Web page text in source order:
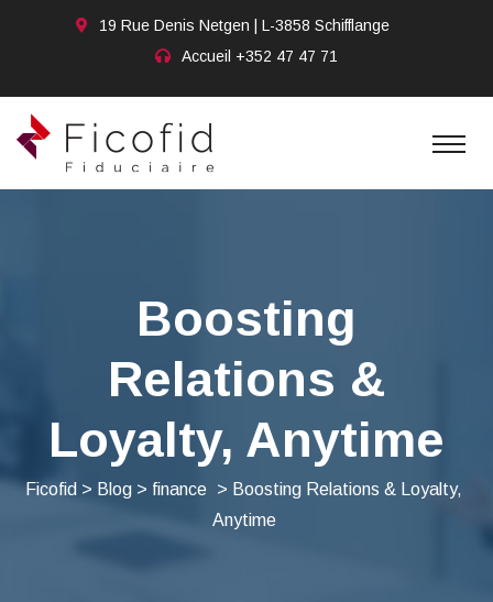
19 Rue Denis Netgen | L-3858 Schifflange
Accueil +352 47 47 71
Boosting
Relations &
Loyalty, Anytime
Ficofid > Blog > finance > Boosting Relations & Loyalty,
Anytime